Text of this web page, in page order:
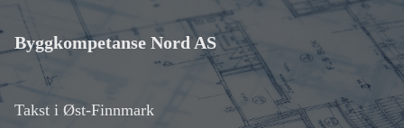
Byggkompetanse Nord AS
Takst i Øst-Finnmark